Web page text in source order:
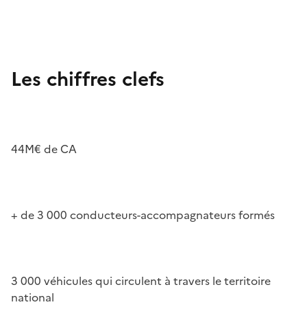
Les chiffres clefs
44M€ de CA
+ de 3 000 conducteurs-accompagnateurs formés
3 000 véhicules qui circulent à travers le territoire
national